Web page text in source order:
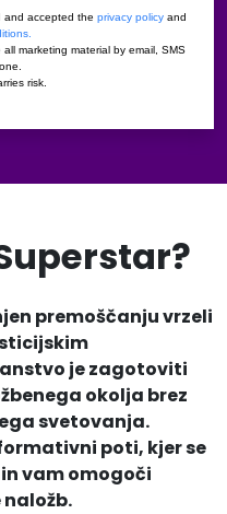
premoščanju vrzeli
je zagotoviti
okolja brez
svetovanja.
poti, kjer se
vam omogoči